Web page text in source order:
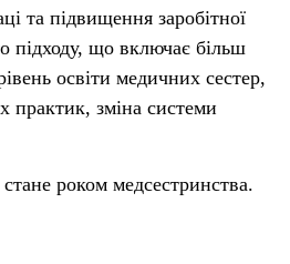
та підвищення заробітної
підходу, що включає більш
освіти медичних сестер,
практик, зміна системи
роком медсестринства.